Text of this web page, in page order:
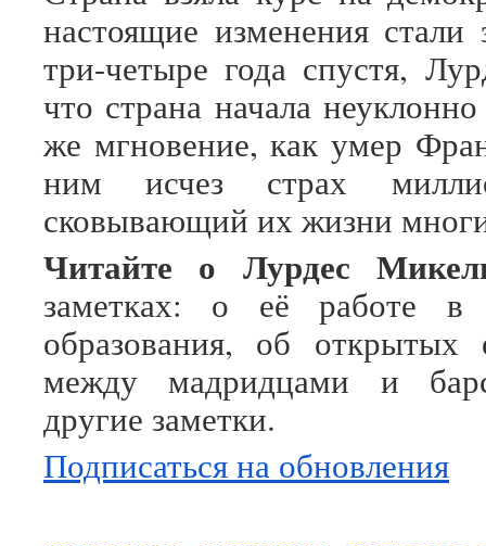
настоящие изменения
три-четыре года спустя,
что страна начала
же мгновение, как умер
ним исчез страх
сковывающий их жизни
Читайте о Лурдес
заметках: о её работе в
образования, об открытых
между мадридцами и
другие заметки.
Подписаться на обновления